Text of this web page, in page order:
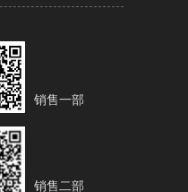
销售一部
销售二部